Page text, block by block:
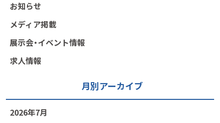
お知らせ
メディア掲載
展示会・イベント情報
求人情報
月別アーカイブ
2026年7月